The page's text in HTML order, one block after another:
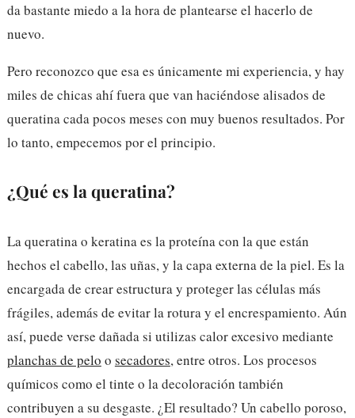
da bastante miedo a la hora de plantearse el hacerlo de
nuevo.
Pero reconozco que esa es únicamente mi experiencia, y hay
miles de chicas ahí fuera que van haciéndose alisados de
queratina cada pocos meses con muy buenos resultados. Por
lo tanto, empecemos por el principio.
¿Qué es la queratina?
La queratina o keratina es la proteína con la que están
hechos el cabello, las uñas, y la capa externa de la piel. Es la
encargada de crear estructura y proteger las células más
frágiles, además de evitar la rotura y el encrespamiento. Aún
así, puede verse dañada si utilizas calor excesivo mediante
planchas de pelo o secadores, entre otros. Los procesos
químicos como el tinte o la decoloración también
contribuyen a su desgaste. ¿El resultado? Un cabello poroso,